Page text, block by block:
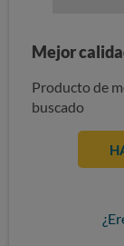
Mejor
Producto de
buscado